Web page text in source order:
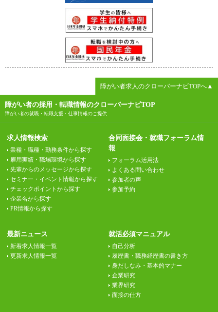
障がい者求人のクローバーナビTOPへ▲
障がい者の採用・転職情報のクローバーナビTOP
障がい者の就職・転職支援・仕事情報のご提供
求人情報検索
業種・職種・勤務条件から探す
雇用実績・職場環境から探す
先輩からのメッセージから探す
セミナー・イベント情報から探す
チェックポイントから探す
企業名から探す
PR情報から探す
合同面接会・就職フォーラム情
報
フォーラム活用法
よくある問い合わせ
参加者の声
参加予約
最新ニュース
新着求人情報一覧
更新求人情報一覧
就活必須マニュアル
自己分析
履歴書・職務経歴書の書き方
身だしなみ・基本的マナー
企業研究
業界研究
面接の仕方